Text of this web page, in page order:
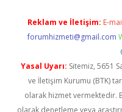
Reklam ve İletişim: E-
forumhizmeti@gmail.com
Yasal Uyarı: Sitemiz, 5651
ve İletişim Kurumu (BTK)
olarak hizmet vermektedir.
olarak denetleme veya